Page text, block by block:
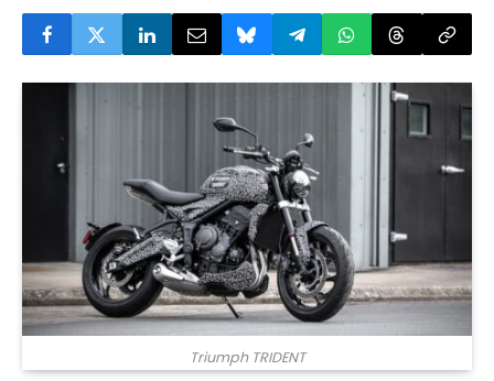
Triumph TRIDENT